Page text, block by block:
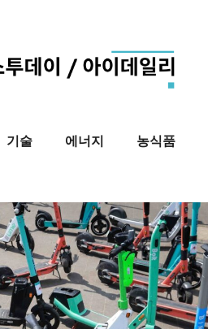
기술 에너지 농식품